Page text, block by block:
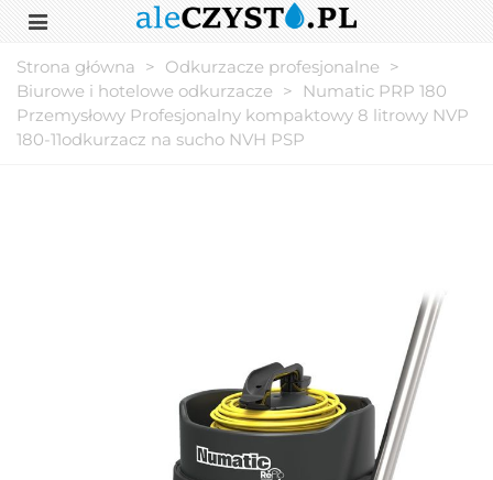
Strona główna > Odkurzacze profesjonalne >
Biurowe i hotelowe odkurzacze >
Numatic PRP 180
Przemysłowy Profesjonalny kompaktowy 8 litrowy NVP
180-11odkurzacz na sucho NVH PSP